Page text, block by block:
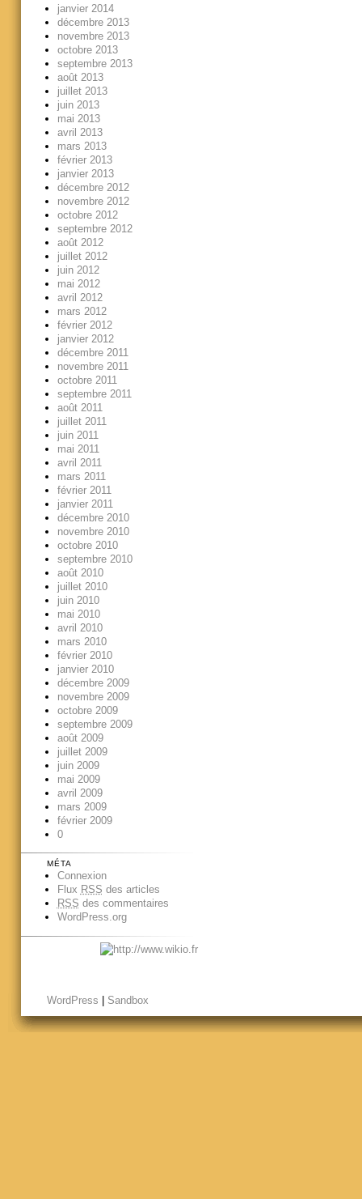
janvier 2014
décembre 2013
novembre 2013
octobre 2013
septembre 2013
août 2013
juillet 2013
juin 2013
mai 2013
avril 2013
mars 2013
février 2013
janvier 2013
décembre 2012
novembre 2012
octobre 2012
septembre 2012
août 2012
juillet 2012
juin 2012
mai 2012
avril 2012
mars 2012
février 2012
janvier 2012
décembre 2011
novembre 2011
octobre 2011
septembre 2011
août 2011
juillet 2011
juin 2011
mai 2011
avril 2011
mars 2011
février 2011
janvier 2011
décembre 2010
novembre 2010
octobre 2010
septembre 2010
août 2010
juillet 2010
juin 2010
mai 2010
avril 2010
mars 2010
février 2010
janvier 2010
décembre 2009
novembre 2009
octobre 2009
septembre 2009
août 2009
juillet 2009
juin 2009
mai 2009
avril 2009
mars 2009
février 2009
0
MÉTA
Connexion
Flux RSS des articles
RSS des commentaires
WordPress.org
WordPress Sandbox